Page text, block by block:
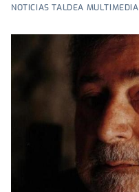
NOTICIAS TALDEA MULTIMEDIA